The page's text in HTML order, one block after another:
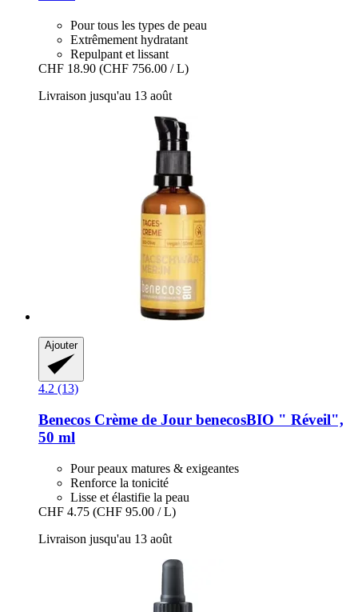
Pour tous les types de peau
Extrêmement hydratant
Repulpant et lissant
CHF 18.90 (CHF 756.00 / L)
Livraison jusqu'au 13 août
Ajouter
4.2 (13)
Benecos Crème de Jour benecosBIO " Réveil",
50 ml
Pour peaux matures & exigeantes
Renforce la tonicité
Lisse et élastifie la peau
CHF 4.75 (CHF 95.00 / L)
Livraison jusqu'au 13 août